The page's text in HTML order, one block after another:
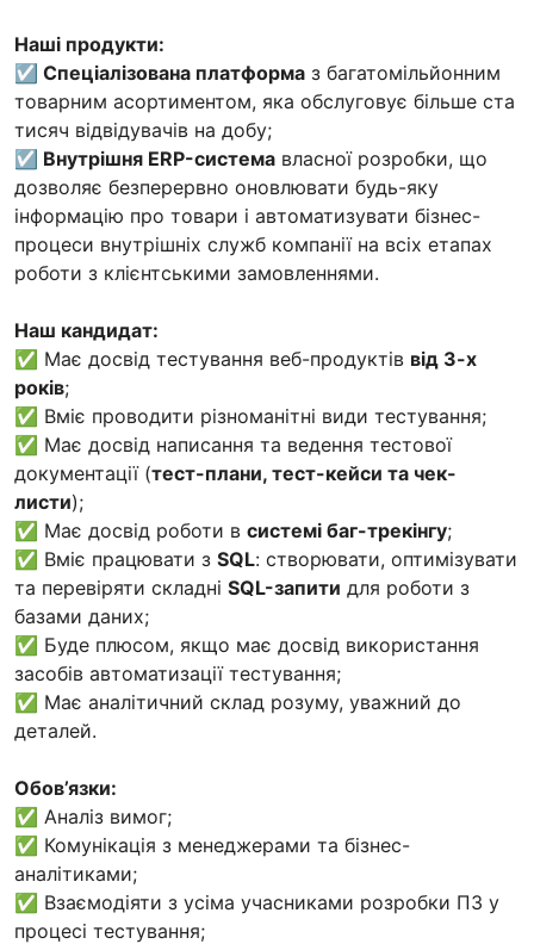
Наші продукти:
☑ Спеціалізована платформа з багатомільйонним
товарним асортиментом, яка обслуговує більше ста
тисяч відвідувачів на добу;
☑ Внутрішня ERP-система власної розробки, що
дозволяє безперервно оновлювати будь-яку
інформацію про товари і автоматизувати бізнес-
процеси внутрішніх служб компанії на всіх етапах
роботи з клієнтськими замовленнями.
Наш кандидат:
✅ Має досвід тестування веб-продуктів від 3-х
років;
✅ Вміє проводити різноманітні види тестування;
✅ Має досвід написання та ведення тестової
документації (тест-плани, тест-кейси та чек-
листи);
✅ Має досвід роботи в системі баг-трекінгу;
✅ Вміє працювати з SQL: створювати, оптимізувати
та перевіряти складні SQL-запити для роботи з
базами даних;
✅ Буде плюсом, якщо має досвід використання
засобів автоматизації тестування;
✅ Має аналітичний склад розуму, уважний до
деталей.
Обов’язки:
✅ Аналіз вимог;
✅ Комунікація з менеджерами та бізнес-
аналітиками;
✅ Взаємодіяти з усіма учасниками розробки ПЗ у
процесі тестування;